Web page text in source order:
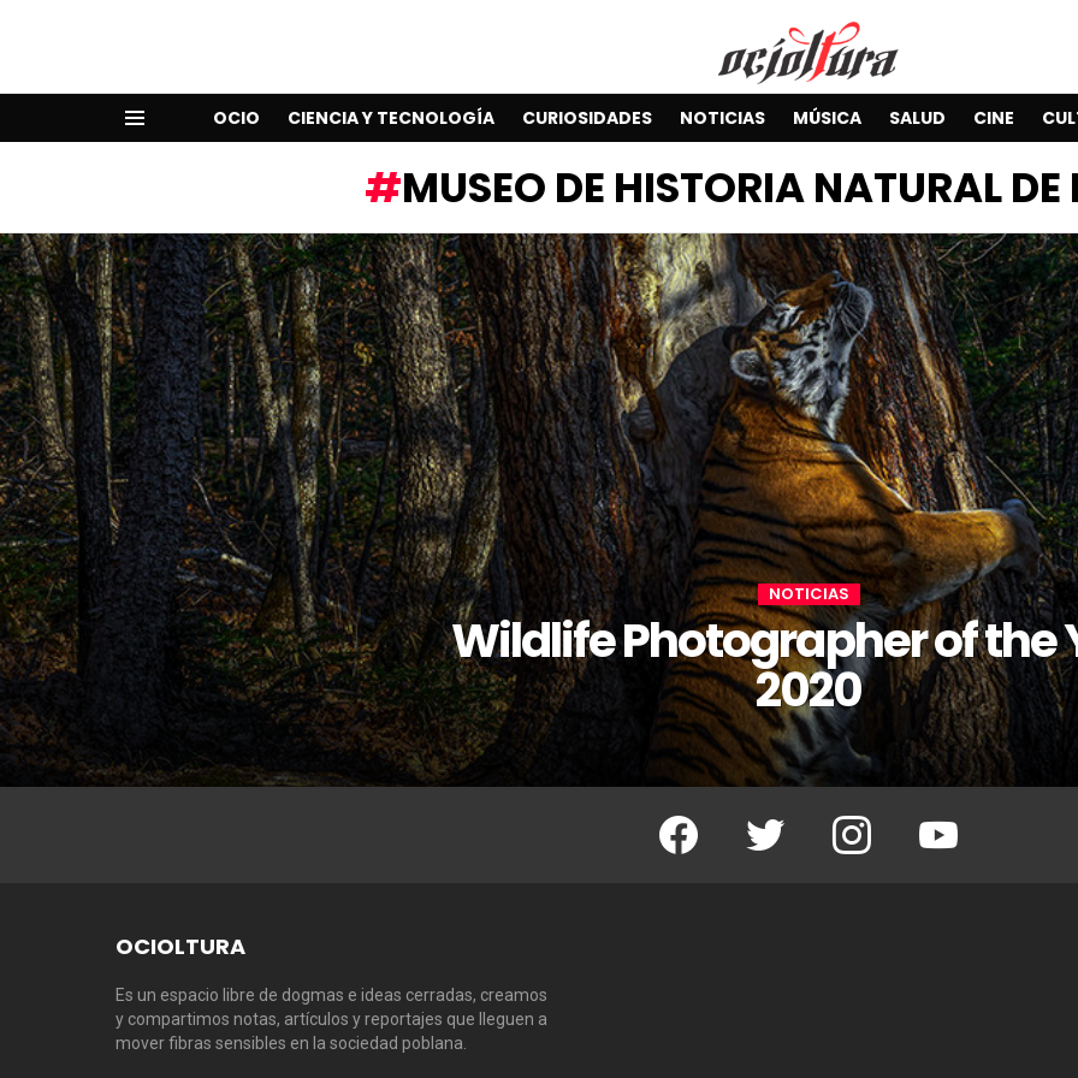
OCIO CIENCIA Y TECNOLOGÍA CURIOSIDADES NOTICIAS MÚSICA SALUD CINE
MUSEO DE HISTORIA NATURAL DE
NOTICIAS
Wildlife Photographer of the
2020
Facebook Twitter Instagram Youtube
OCIOLTURA
Es un espacio libre de dogmas e ideas cerradas, creamos
y compartimos notas, artículos y reportajes que lleguen a
mover fibras sensibles en la sociedad poblana.